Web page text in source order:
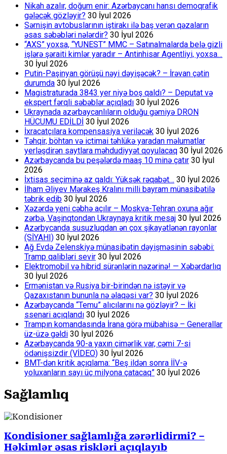
Nikah azalır, doğum enir: Azərbaycanı hansı demoqrafik
gələcək gözləyir? 30 İyul 2026
Sərnişin avtobuslarının iştirakı ilə baş verən qəzaların
əsas səbəbləri nələrdir? 30 İyul 2026
“AXS” yoxsa, “YUNEST” MMC – Satınalmalarda belə gizli
işlərə şəraiti kimlər yaradır – Antinhisar Agentliyi, yoxsa…
30 İyul 2026
Putin-Paşinyan görüşü nəyi dəyişəcək? – İrəvan çətin
durumda 30 İyul 2026
Magistraturada 3843 yer niyə boş qaldı? – Deputat və
ekspert fərqli səbəblər açıqladı 30 İyul 2026
Ukraynada azərbaycanlıların olduğu gəmiyə DRON
HÜCUMU EDİLDİ 30 İyul 2026
İxracatçılara kompensasiya veriləcək 30 İyul 2026
Təhqir, böhtan və ictimai təhlükə yaradan məlumatlar
yerləşdirən saytlara məhdudiyyət qoyulacaq 30 İyul 2026
Azərbaycanda bu peşələrdə maaş 10 minə çatır 30 İyul
2026
İxtisas seçiminə az qaldı: Yüksək rəqabət… 30 İyul 2026
İlham Əliyev Mərakeş Kralını milli bayram münasibətilə
təbrik edib 30 İyul 2026
Xəzərdə yeni cəbhə açılır – Moskva-Tehran oxuna ağır
zərbə, Vaşinqtondan Ukraynaya kritik mesaj 30 İyul 2026
Azərbycanda susuzluqdan ən çox şikayətlənən rayonlar
(SİYAHI) 30 İyul 2026
Ağ Evdə Zelenskiyə münasibətin dəyişməsinin səbəbi:
Tramp qalibləri sevir 30 İyul 2026
Elektromobil və hibrid sürənlərin nəzərinə! — Xəbərdarlıq
30 İyul 2026
Ermənistan və Rusiya bir-birindən nə istəyir və
Qazaxıstanın bununla nə əlaqəsi var? 30 İyul 2026
Azərbaycanda “Temu” alıcılarını nə gözləyir? – İki
ssenari açıqlandı 30 İyul 2026
Trampın komandasında İrana görə mübahisə – Generallar
üz-üzə gəldi 30 İyul 2026
Azərbaycanda 90-a yaxın çimərlik var, cəmi 7-si
ödənişsizdir (VİDEO) 30 İyul 2026
BMT-dən kritik açıqlama: “Beş ildən sonra İİV-ə
yoluxanların sayı üç milyona çatacaq” 30 İyul 2026
Sağlamlıq
Kondisioner sağlamlığa zərərlidirmi? –
Həkimlər əsas riskləri açıqlayıb